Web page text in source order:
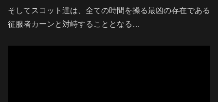
そしてスコット達は、全ての時間を操る最凶の存在である
征服者カーンと対峙することとなる…